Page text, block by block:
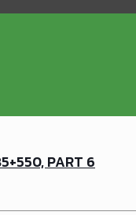
PART 6